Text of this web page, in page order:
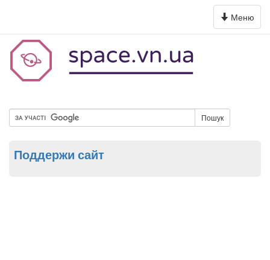
Toggle
navigation
Меню
Пошук
Поддержи сайт